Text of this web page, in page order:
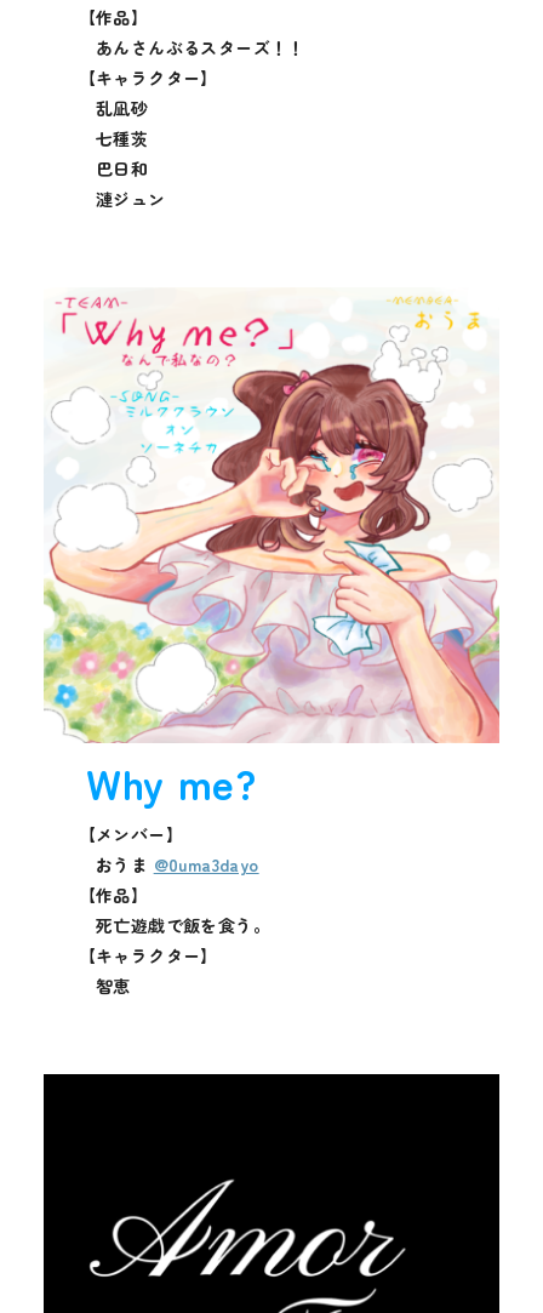
【作品】
あんさんぶるスターズ！！
【キャラクター】
乱凪砂
七種茨
巴日和
漣ジュン
Why me?
【メンバー】
おうま @0uma3dayo
【作品】
死亡遊戯で飯を食う。
【キャラクター】
智恵